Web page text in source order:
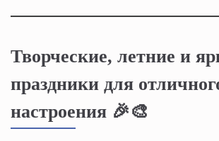
Творческие, летние и
праздники для
настроения 🎉🎨